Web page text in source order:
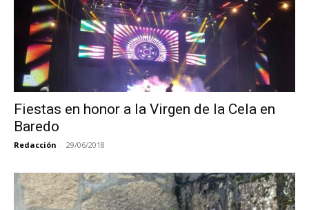
Fiestas en honor a la Virgen de la Cela en
Baredo
Redacción - 29/06/2018